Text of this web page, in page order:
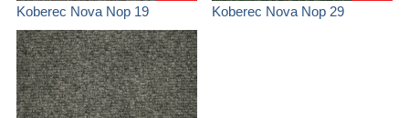
Koberec Nova Nop 19 Koberec Nova Nop 29